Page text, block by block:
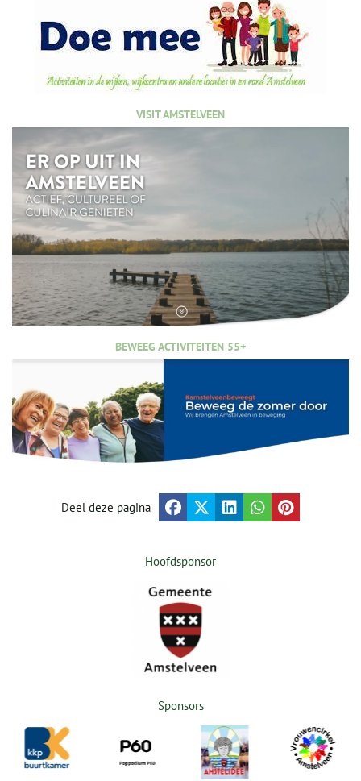
VISIT AMSTELVEEN
BEWEEG ACTIVITEITEN 55+
Deel deze pagina
Hoofdsponsor
Sponsors